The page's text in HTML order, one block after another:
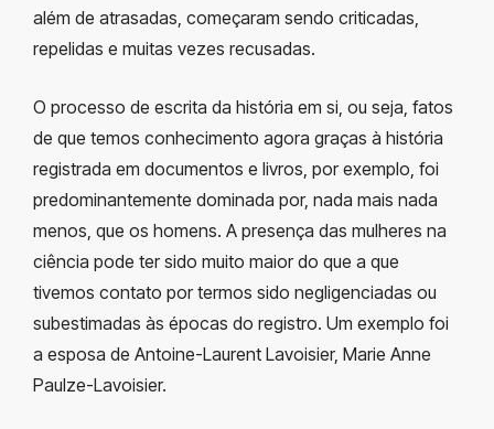
além de atrasadas, começaram sendo criticadas,
repelidas e muitas vezes recusadas.
O processo de escrita da história em si, ou seja, fatos
de que temos conhecimento agora graças à história
registrada em documentos e livros, por exemplo, foi
predominantemente dominada por, nada mais nada
menos, que os homens. A presença das mulheres na
ciência pode ter sido muito maior do que a que
tivemos contato por termos sido negligenciadas ou
subestimadas às épocas do registro. Um exemplo foi
a esposa de Antoine-Laurent Lavoisier, Marie Anne
Paulze-Lavoisier.